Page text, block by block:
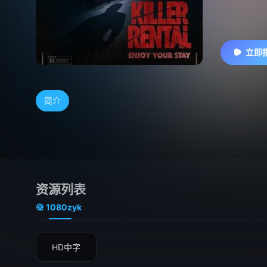
立即
简介
资源列表
1080zyk
HD中字